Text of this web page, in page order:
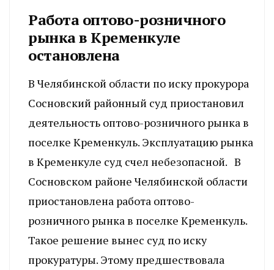
Работа оптово-розничного
рынка в Кременкуле
остановлена
В Челябинской области по иску прокурора
Сосновский районный суд приостановил
деятельность оптово-розничного рынка в
поселке Кременкуль. Эксплуатацию рынка
в Кременкуле суд счел небезопасной. В
Сосновском районе Челябинской области
приостановлена работа оптово-
розничного рынка в поселке Кременкуль.
Такое решение вынес суд по иску
прокуратуры. Этому предшествовала